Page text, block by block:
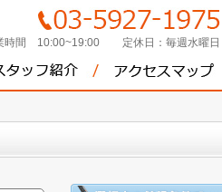
時間 10:00~19:00 定休日： 毎週水曜日